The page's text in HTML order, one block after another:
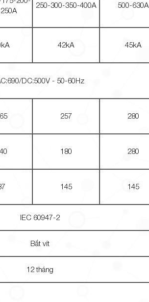
250-300-350-400A 500-630A
42kA 45kA
DC:500V - 50-60Hz
257 280
180 280
145 145
IEC 60947-2
Bắt vít
12 tháng